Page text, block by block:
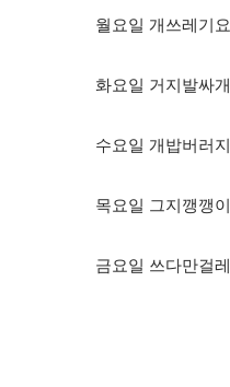
월요일 개쓰레기
화요일 거지발싸
수요일 개밥버러
목요일 그지깽깽
금요일 쓰다만걸